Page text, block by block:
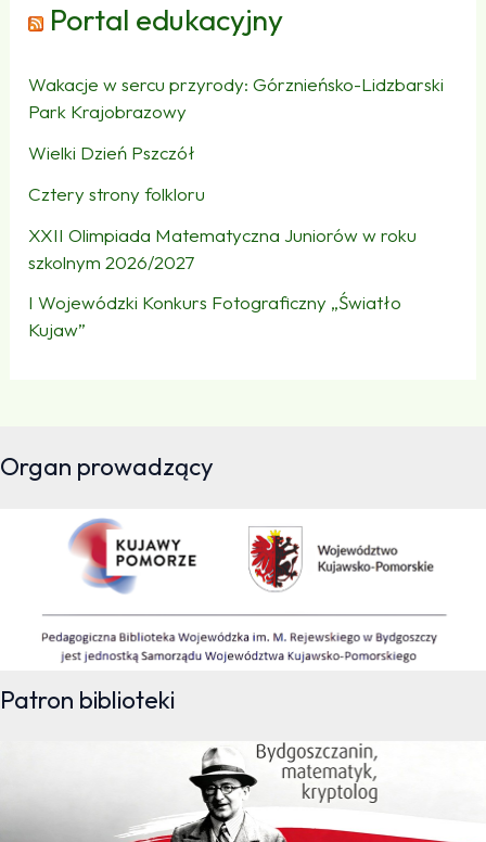
Portal edukacyjny
Wakacje w sercu przyrody: Górznieńsko-Lidzbarski
Park Krajobrazowy
Wielki Dzień Pszczół
Cztery strony folkloru
XXII Olimpiada Matematyczna Juniorów w roku
szkolnym 2026/2027
I Wojewódzki Konkurs Fotograficzny „Światło
Kujaw”
Organ prowadzący
Patron biblioteki